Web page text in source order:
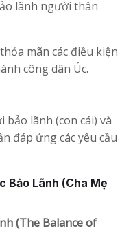
lãnh người thân
mãn các điều kiện
công dân Úc.
bảo lãnh (con cái) và
đáp ứng các yêu cầu
Bảo Lãnh (Cha Mẹ
(The Balance of